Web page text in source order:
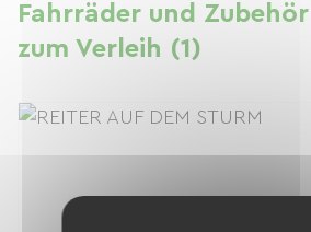
Fahrräder und Zubehör
zum Verleih (1)